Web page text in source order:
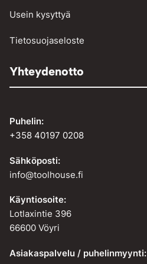
Usein kysyttyä
Tietosuojaseloste
Yhteydenotto
Puhelin:
+358 40197 0208
Sähköposti:
info@toolhouse.fi
Käyntiosoite:
Lotlaxintie 396
66600 Vöyri
Asiakaspalvelu / puhelinmyynti: